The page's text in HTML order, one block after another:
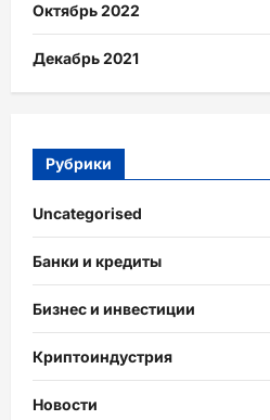
Октябрь 2022
Декабрь 2021
Рубрики
Uncategorised
Банки и кредиты
Бизнес и инвестиции
Криптоиндустрия
Новости